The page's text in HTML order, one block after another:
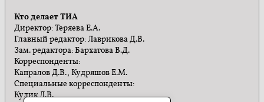
Кто делает ТИА
Директор: Теряева Е.А.
Главный редактор: Лаврикова Д.В.
Зам. редактора: Бархатова В.Д.
Корреспонденты:
Капралов Д.В., Кудряшов Е.М.
Специальные корреспонденты:
Кулик Л.В.